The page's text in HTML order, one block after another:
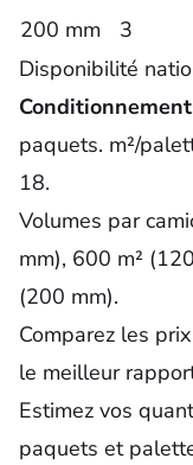
200 mm
3
Disponibilité
paquets. m²/
18.
Volumes par
mm), 600 m²
(200 mm).
Comparez les
le meilleur
Estimez vos
paquets et